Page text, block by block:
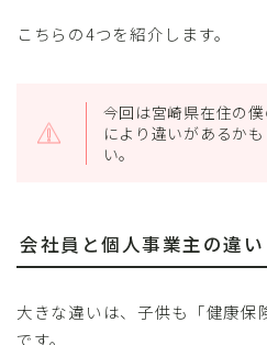
こちらの4つを紹介します。
今回は宮崎県在住の
により違いがあるか
い。
会社員と個人事業主の違い
大きな違いは、子供も「健康保
です。